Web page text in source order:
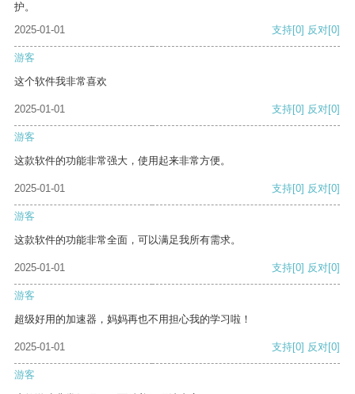
护。
2025-01-01
支持[0] 反对[0]
游客
这个软件我非常喜欢
2025-01-01 支持[0] 反对[0]
游客
这款软件的功能非常强大，使用起来非常方便。
2025-01-01 支持[0] 反对[0]
游客
这款软件的功能非常全面，可以满足我所有需求。
2025-01-01 支持[0] 反对[0]
游客
超级好用的加速器，妈妈再也不用担心我的学习啦！
2025-01-01 支持[0] 反对[0]
游客